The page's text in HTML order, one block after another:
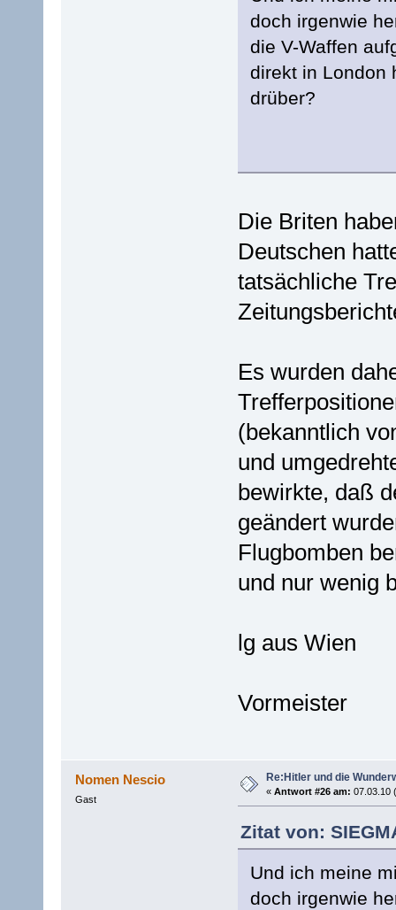
doch irgenwie
die V-Waffen
direkt in London
drüber?
Die Briten
Deutschen
tatsächliche
Es wurden
(bekanntlich
und
bewirkte, daß
geändert
Flugbomben
und nur wenig
lg aus Wien
Vormeister
Nomen Nescio
Gast
Re:Hitler und die
« Antwort #26 am: 07.03.10
Zitat von:
Und ich meine
doch irgenwie